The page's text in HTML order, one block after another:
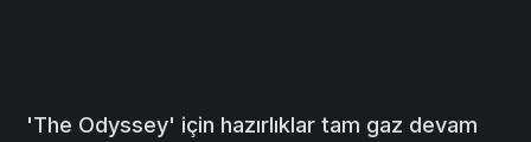
'The Odyssey' için hazırlıklar tam gaz devam